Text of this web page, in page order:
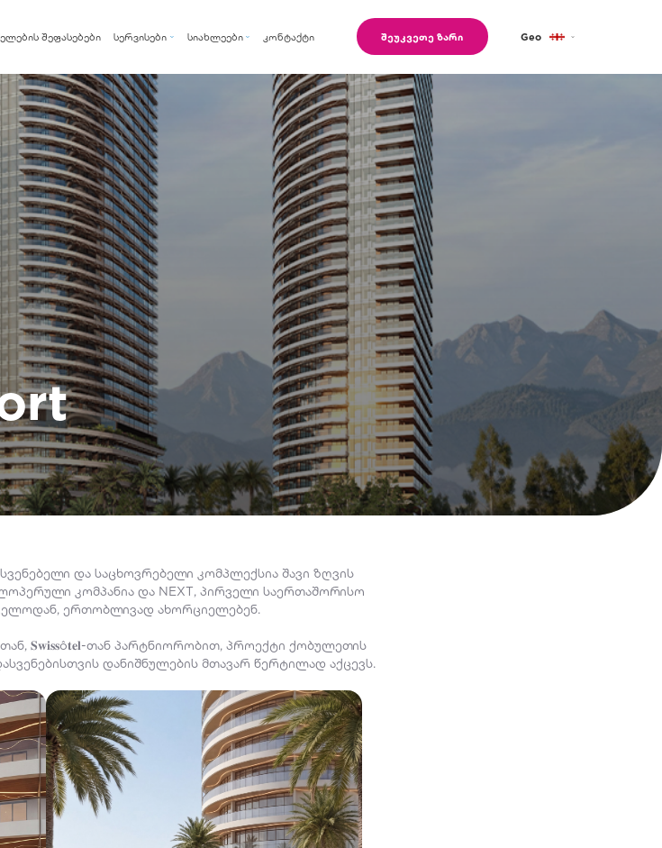
შეფასებები სერვისები
არქი ქარდი
არქი ფიქსი
არქი რენთი
სიახლეები
სიახლეები
კონტაქტი შეუკვეთე ზარი Geo
და საცხოვრებელი კომპლექსია შავი ზღვის
კომპანია და NEXT, პირველი საერთაშორისო
ერთობლივად ახორციელებენ.
𝐒𝐰𝐢𝐬𝐬ô𝐭𝐞𝐥-თან პარტნიორობით, პროექტი ქობულეთის
დანიშნულების მთავარ წერტილად აქცევს.